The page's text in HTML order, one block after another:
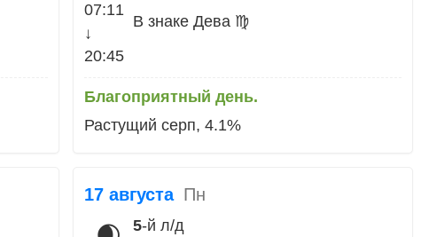
07:11
↓
20:45
В знаке Дева ♍
Благоприятный день.
Растущий серп, 4.1%
17 августа Пн
5-й л/д